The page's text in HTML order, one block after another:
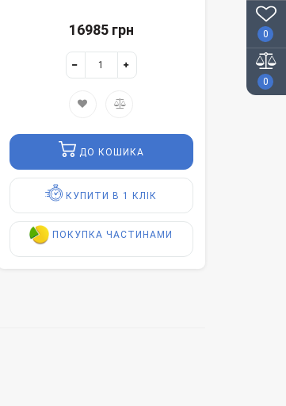
0
0
16985 грн
ДО КОШИКА
КУПИТИ В 1 КЛІК
ПОКУПКА ЧАСТИНАМИ